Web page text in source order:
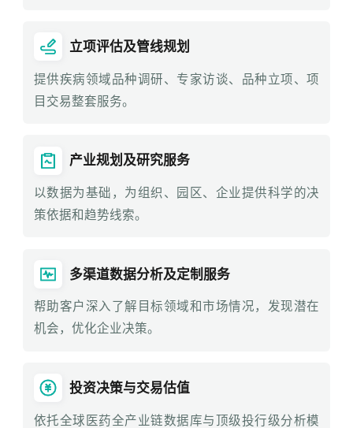
立项评估及管线规划
提供疾病领域品种调研、专家访谈、品种立项、项
目交易整套服务。
产业规划及研究服务
以数据为基础，为组织、园区、企业提供科学的决
策依据和趋势线索。
多渠道数据分析及定制服务
帮助客户深入了解目标领域和市场情况，发现潜在
机会，优化企业决策。
投资决策与交易估值
依托全球医药全产业链数据库与顶级投行级分析模